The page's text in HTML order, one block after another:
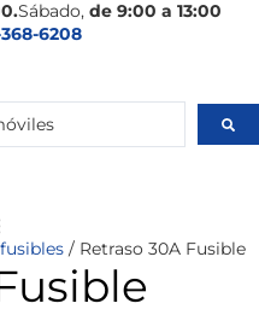
Sábado, de 9:00 a 13:00
6208
/ Retraso 30A Fusible